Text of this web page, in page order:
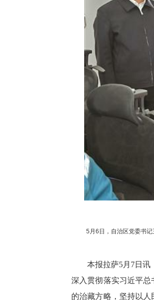
5月6日，自治区党委书
本报拉萨5月7日讯
深入贯彻落实习近平
的治藏方略，坚持以